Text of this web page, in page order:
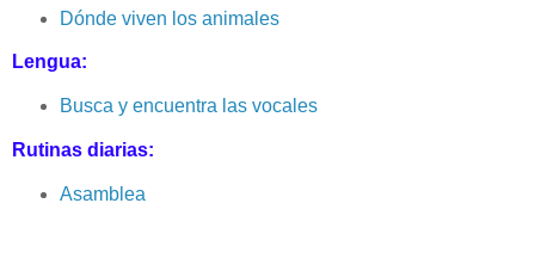
Dónde viven los animales
Lengua:
Busca y encuentra las vocales
Rutinas diarias:
Asamblea